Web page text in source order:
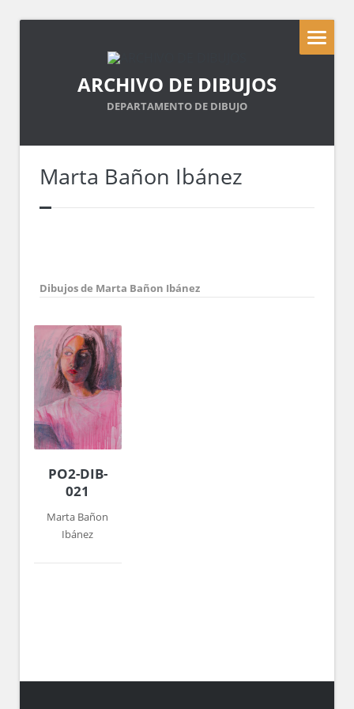
ARCHIVO DE DIBUJOS
DEPARTAMENTO DE DIBUJO
Marta Bañon Ibánez
Dibujos de Marta Bañon Ibánez
PO2-DIB-
021
Marta Bañon
Ibánez